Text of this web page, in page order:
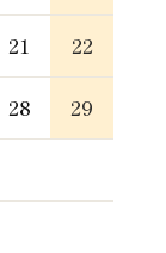
21 22
28 29